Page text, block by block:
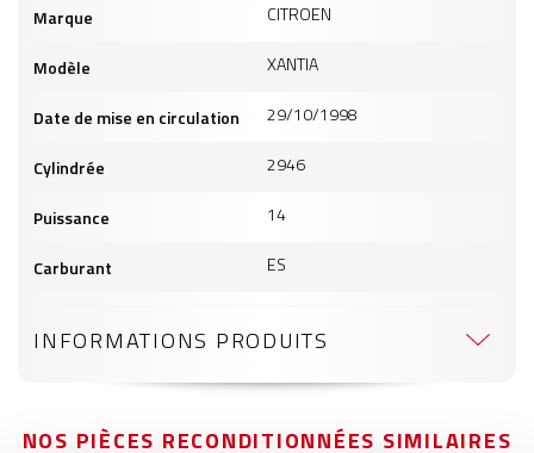
produits
Marque CITROEN
Modèle XANTIA
Date de mise en circulation 29/10/1998
Cylindrée 2946
Puissance 14
Carburant ES
INFORMATIONS PRODUITS
NOS PIÈCES RECONDITIONNÉES SIMILAIRES